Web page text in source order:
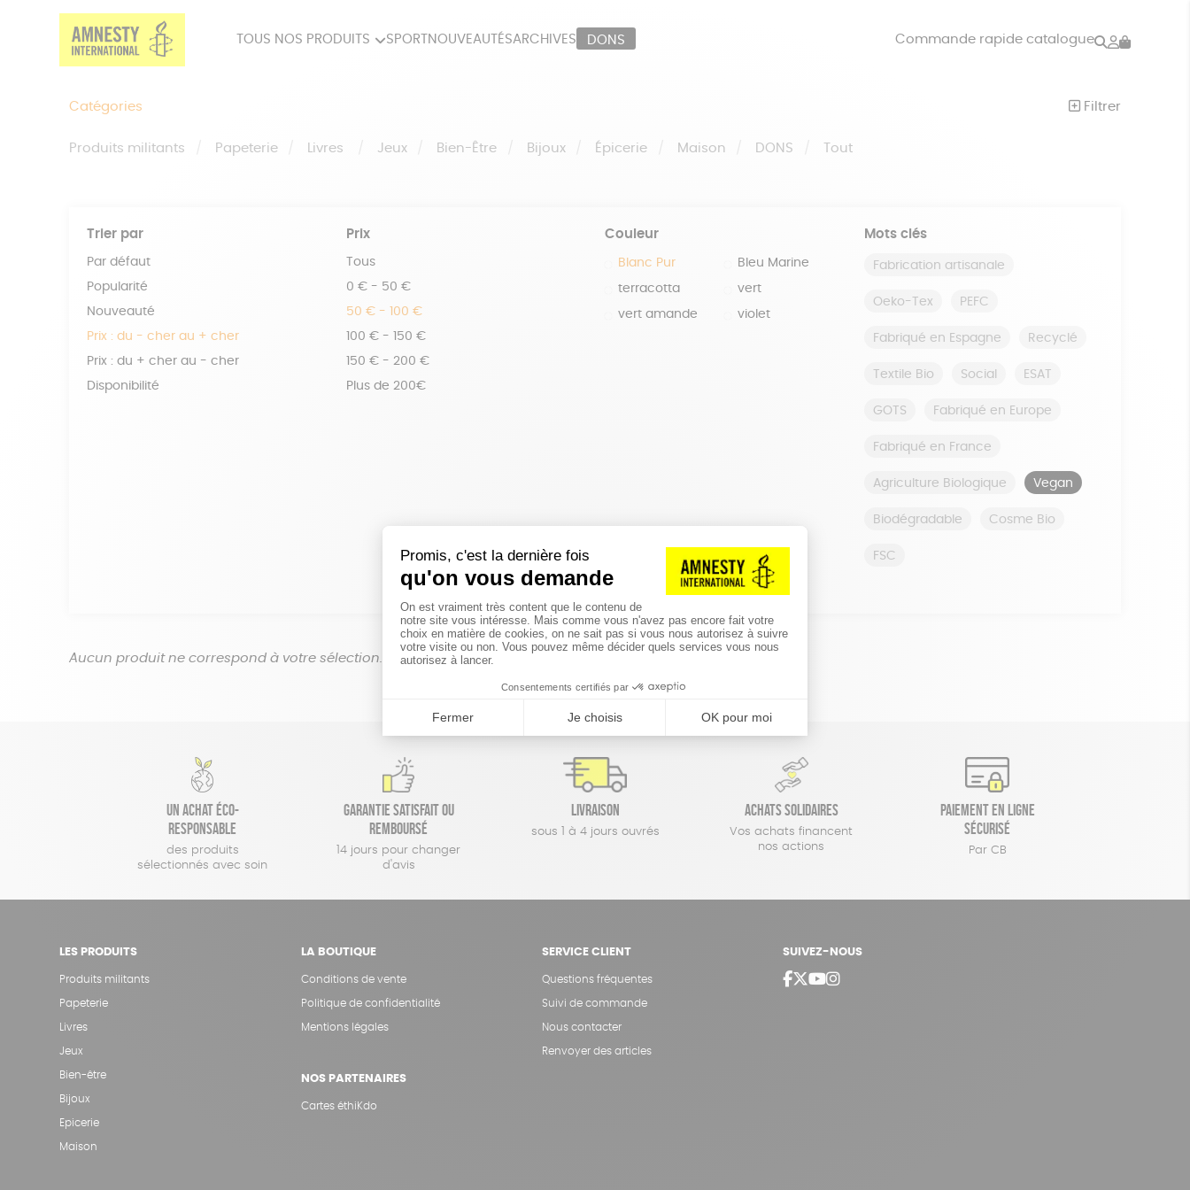
TOUS NOS PRODUITS SPORT NOUVEAUTÉSARCHIVES DONS Commande rapide catalogue Rechercher
Mon
Catégories Filtrer
Produits militants Papeterie Livres Jeux Bien-Être Bijoux Épicerie Maison DONS Tout
Trier par
Par défaut
Popularité
Nouveauté
Prix : du - cher au + cher
Prix : du + cher au - cher
Disponibilité
Prix
Tous
0 € - 50 €
50 € - 100 €
100 € - 150 €
150 € - 200 €
Plus de 200€
Couleur
Blanc Pur Bleu Marine
terracotta vert
vert amande violet
Mots clés
Fabrication artisanale
Oeko-Tex PEFC
Fabriqué en Espagne Recyclé
Textile Bio Social ESAT
GOTS Fabriqué en Europe
Fabriqué en France
Agriculture Biologique Vegan
Biodégradable Cosme Bio
FSC
réinitialiser les filtres
Aucun produit ne correspond à votre sélection.
Un achat éco-
responsable
des produits
sélectionnés avec soin
Garantie satisfait ou
remboursé
14 jours pour changer
d'avis
Livraison
sous 1 à 4 jours ouvrés
Achats solidaires
Vos achats financent
nos actions
Paiement en ligne
sécurisé
Par CB
LES PRODUITS
Produits militants
Papeterie
Livres
Jeux
Bien-être
Bijoux
Epicerie
Maison
LA BOUTIQUE
Conditions de vente
Politique de confidentialité
Mentions légales
NOS PARTENAIRES
Cartes éthiKdo
SERVICE CLIENT
Questions fréquentes
Suivi de commande
Nous contacter
Renvoyer des articles
SUIVEZ-NOUS